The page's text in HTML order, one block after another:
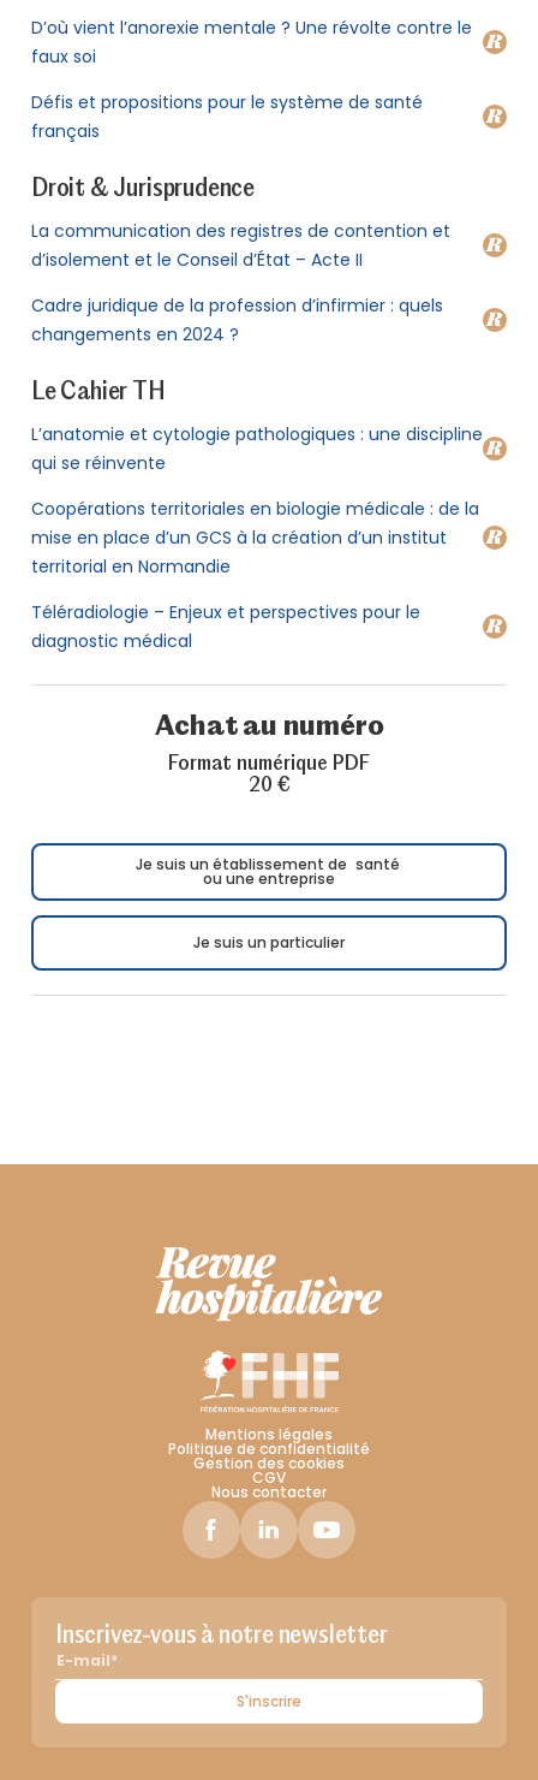
D’où vient l’anorexie mentale ? Une révolte contre le
faux soi
Défis et propositions pour le système de santé
français
Droit & Jurisprudence
La communication des registres de contention et
d’isolement et le Conseil d’État – Acte II
Cadre juridique de la profession d’infirmier : quels
changements en 2024 ?
Le Cahier TH
L’anatomie et cytologie pathologiques : une discipline
qui se réinvente
Coopérations territoriales en biologie médicale : de la
mise en place d’un GCS à la création d’un institut
territorial en Normandie
Téléradiologie – Enjeux et perspectives pour le
diagnostic médical
Achat au numéro
Format numérique PDF
20 €
Je suis un établissement de santé
ou une entreprise
Je suis un particulier
Mentions légales
Politique de confidentialité
Gestion des cookies
CGV
Nous contacter
Inscrivez-vous à notre newsletter
S'inscrire